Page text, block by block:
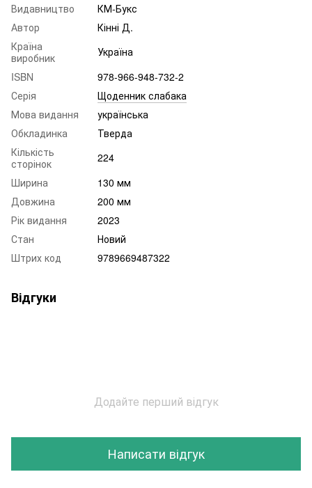
Видавництво
КМ-Букс
Автор
Кінні Д.
Країна
виробник
Україна
ISBN
978-966-948-732-2
Серія
Щоденник слабака
Мова видання
українська
Обкладинка
Тверда
Кількість
сторінок
224
Ширина
130 мм
Довжина
200 мм
Рік видання
2023
Стан
Новий
Штрих код
9789669487322
Відгуки
Додайте перший відгук
Написати відгук